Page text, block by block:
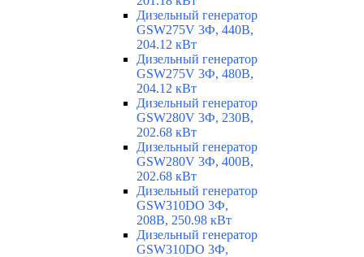
Дизельный генератор
GSW275V 3Ф, 440В,
204.12 кВт
Дизельный генератор
GSW275V 3Ф, 480В,
204.12 кВт
Дизельный генератор
GSW280V 3Ф, 230В,
202.68 кВт
Дизельный генератор
GSW280V 3Ф, 400В,
202.68 кВт
Дизельный генератор
GSW310DO 3Ф,
208В, 250.98 кВт
Дизельный генератор
GSW310DO 3Ф,